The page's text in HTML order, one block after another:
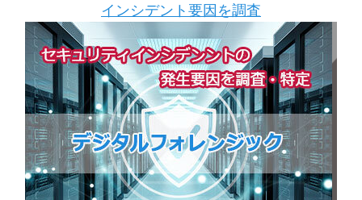
インシデント要因を調査